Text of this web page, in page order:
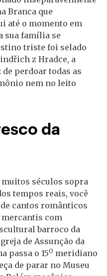
Branca que
até o momento em
sua família se
triste foi selado
z Hradce, a
de perdoar todas as
nem no leito
da
muitos séculos sopra
tempos reais, você
cantos românticos
mercantis com
barroco da
de Assunção da
passa o 15O meridiano
de parar no Museu